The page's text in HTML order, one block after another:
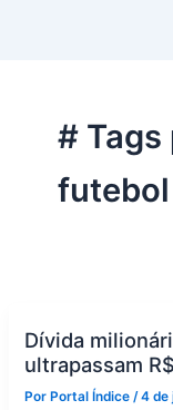
#
Dívida
ultrapassam
Por Portal Índice/4 de